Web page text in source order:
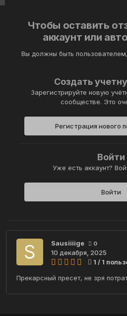
Чтобы оставить
аккаунт или
Вы должны быть
Создать
Зарегистрируйте новую
сообществе. Это
Регистрация нового
Войти
Уже есть аккаунт?
Войти
Sausiiiige 0
10 декабря, 2025
1 / 1
Прекарсный пресет, не зря